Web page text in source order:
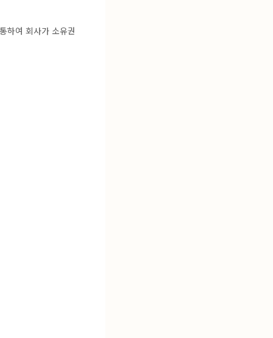
하여 회사가 소유권